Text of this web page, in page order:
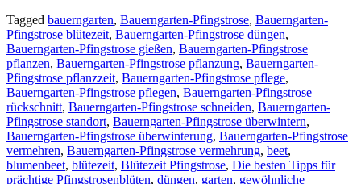
Tagged bauerngarten, Bauerngarten-Pfingstrose, Bauerngarten-
Pfingstrose blütezeit, Bauerngarten-Pfingstrose düngen,
Bauerngarten-Pfingstrose gießen, Bauerngarten-Pfingstrose
pflanzen, Bauerngarten-Pfingstrose pflanzung, Bauerngarten-
Pfingstrose pflanzzeit, Bauerngarten-Pfingstrose pflege,
Bauerngarten-Pfingstrose pflegen, Bauerngarten-Pfingstrose
rückschnitt, Bauerngarten-Pfingstrose schneiden, Bauerngarten-
Pfingstrose standort, Bauerngarten-Pfingstrose überwintern,
Bauerngarten-Pfingstrose überwinterung, Bauerngarten-Pfingstrose
vermehren, Bauerngarten-Pfingstrose vermehrung, beet,
blumenbeet, blütezeit, Blütezeit Pfingstrose, Die besten Tipps für
prächtige Pfingstrosenblüten, düngen, garten, gewöhnliche